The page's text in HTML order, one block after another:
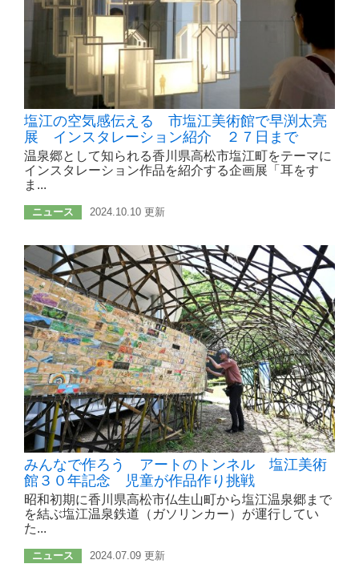
塩江の空気感伝える 市塩江美術館で早渕太亮
展 インスタレーション紹介 ２７日まで
温泉郷として知られる香川県高松市塩江町をテーマに
インスタレーション作品を紹介する企画展「耳をす
ま...
ニュース 2024.10.10 更新
みんなで作ろう アートのトンネル 塩江美術
館３０年記念 児童が作品作り挑戦
昭和初期に香川県高松市仏生山町から塩江温泉郷まで
を結ぶ塩江温泉鉄道（ガソリンカー）が運行してい
た...
ニュース 2024.07.09 更新